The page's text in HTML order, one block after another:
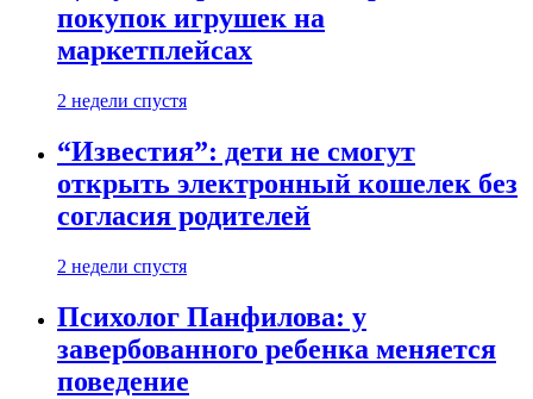
покупок игрушек на
маркетплейсах
2 недели спустя
“Известия”: дети не смогут
открыть электронный кошелек без
согласия родителей
2 недели спустя
Психолог Панфилова: у
завербованного ребенка меняется
поведение